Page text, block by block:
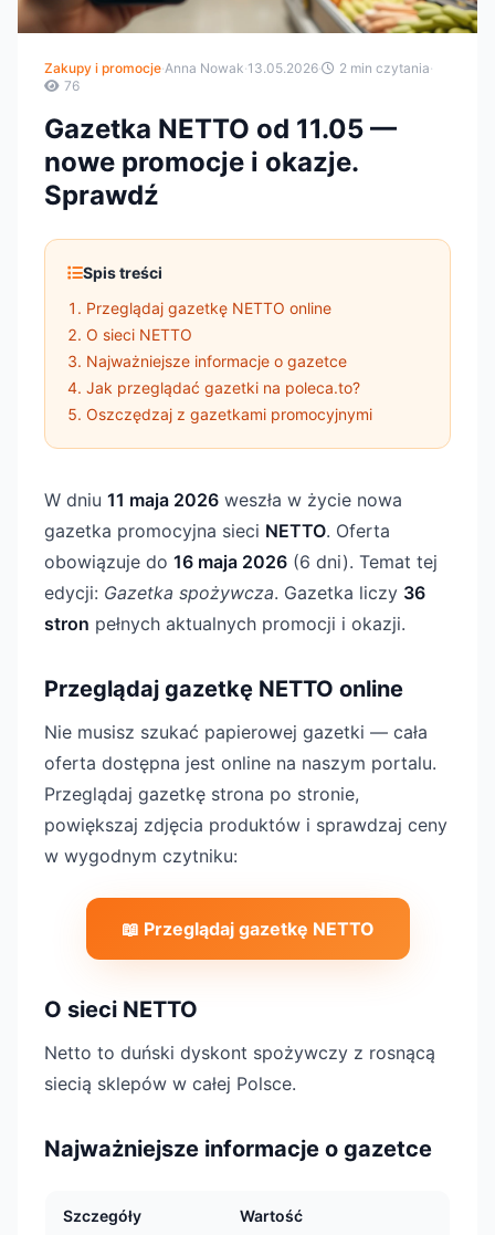
Zakupy i promocje·Anna Nowak·13.05.2026· 2 min czytania·
76
Gazetka NETTO od 11.05 —
nowe promocje i okazje.
Sprawdź
Spis treści
Przeglądaj gazetkę NETTO online
O sieci NETTO
Najważniejsze informacje o gazetce
Jak przeglądać gazetki na poleca.to?
Oszczędzaj z gazetkami promocyjnymi
W dniu 11 maja 2026 weszła w życie nowa
gazetka promocyjna sieci NETTO. Oferta
obowiązuje do 16 maja 2026 (6 dni). Temat tej
edycji: Gazetka spożywcza. Gazetka liczy 36
stron pełnych aktualnych promocji i okazji.
Przeglądaj gazetkę NETTO online
Nie musisz szukać papierowej gazetki — cała
oferta dostępna jest online na naszym portalu.
Przeglądaj gazetkę strona po stronie,
powiększaj zdjęcia produktów i sprawdzaj ceny
w wygodnym czytniku:
📖 Przeglądaj gazetkę NETTO
O sieci NETTO
Netto to duński dyskont spożywczy z rosnącą
siecią sklepów w całej Polsce.
Najważniejsze informacje o gazetce
Szczegóły Wartość